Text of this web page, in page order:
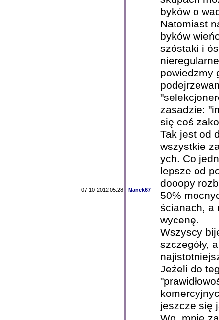
07-10-2012 05:28 Manek67
byków o
Natomiast
byków
szóstaki i
powiedzmy
zasadzie:
się coś
Tak jest od
wszystkie
ych. Co
lepsze od
dooopy
50%
ścianach, a
wycenę.
Wszyscy
szczegóły,
Jeżeli do
jeszcze się